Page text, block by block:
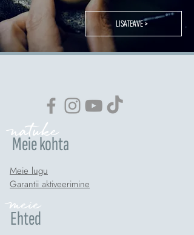
LISATEAVE >
Meie kohta
natuke
Meie lugu
Garantii aktiveerimine
meie
Ehted